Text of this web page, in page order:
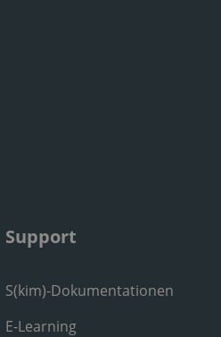
Support
S(kim)-Dokumentationen
E-Learning